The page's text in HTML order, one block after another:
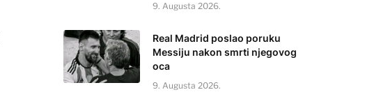
9. Augusta 2026.
Real Madrid poslao poruku
Messiju nakon smrti njegovog
oca
9. Augusta 2026.